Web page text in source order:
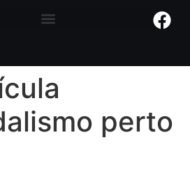
perto